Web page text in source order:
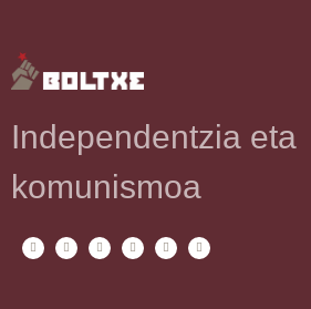
Independentzia eta
komunismoa